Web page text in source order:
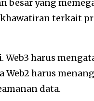
besar yang
terkait
harus
Web2 harus
data.